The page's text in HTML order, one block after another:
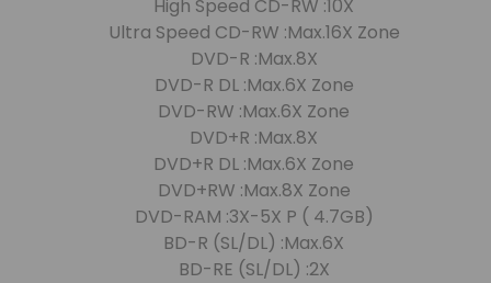
High Speed CD-RW :10X
Ultra Speed CD-RW :Max.16X Zone
DVD-R :Max.8X
DVD-R DL :Max.6X Zone
DVD-RW :Max.6X Zone
DVD+R :Max.8X
DVD+R DL :Max.6X Zone
DVD+RW :Max.8X Zone
DVD-RAM :3X-5X P ( 4.7GB)
BD-R (SL/DL) :Max.6X
BD-RE (SL/DL) :2X